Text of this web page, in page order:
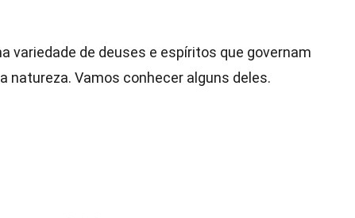
variedade de deuses e espíritos que governam
natureza. Vamos conhecer alguns deles.